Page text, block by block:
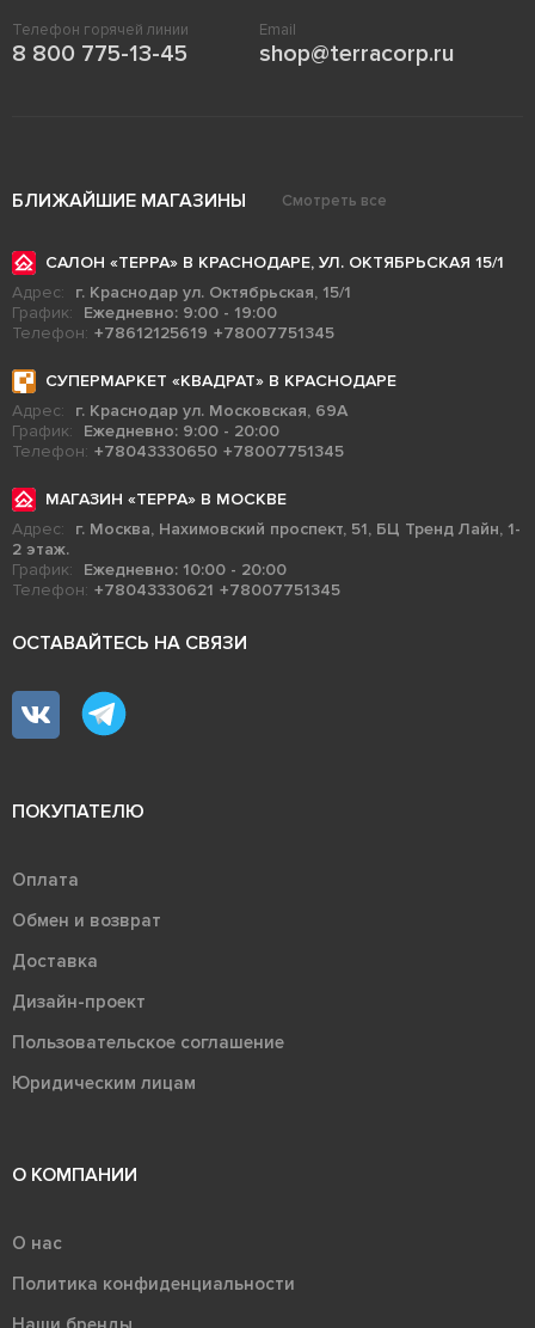
Телефон горячей линии
8 800 775-13-45
Email
shop@terracorp.ru
БЛИЖАЙШИЕ МАГАЗИНЫ Смотреть все
САЛОН «ТЕРРА» В КРАСНОДАРЕ, УЛ. ОКТЯБРЬСКАЯ 15/1
Адрес:
г. Краснодар ул. Октябрьская, 15/1
График:
Ежедневно: 9:00 - 19:00
Телефон: +78612125619 +78007751345
СУПЕРМАРКЕТ «КВАДРАТ» В КРАСНОДАРЕ
Адрес:
г. Краснодар ул. Московская, 69А
График:
Ежедневно: 9:00 - 20:00
Телефон: +78043330650 +78007751345
МАГАЗИН «ТЕРРА» В МОСКВЕ
Адрес:
г. Москва, Нахимовский проспект, 51, БЦ Тренд Лайн, 1-
2 этаж.
График:
Ежедневно: 10:00 - 20:00
Телефон: +78043330621 +78007751345
ОСТАВАЙТЕСЬ НА СВЯЗИ
ПОКУПАТЕЛЮ
Оплата
Обмен и возврат
Доставка
Дизайн-проект
Пользовательское соглашение
Юридическим лицам
О КОМПАНИИ
О нас
Политика конфиденциальности